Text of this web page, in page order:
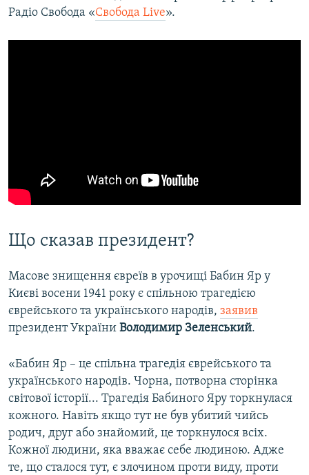
Радіо Свобода «Свобода Live».
Що сказав президент?
Масове знищення євреїв в урочищі Бабин Яр у
Києві восени 1941 року є спільною трагедією
єврейського та українського народів, заявив
президент України Володимир Зеленський.
«Бабин Яр – це спільна трагедія єврейського та
українського народів. Чорна, потворна сторінка
світової історії... Трагедія Бабиного Яру торкнулася
кожного. Навіть якщо тут не був убитий чийсь
родич, друг або знайомий, це торкнулося всіх.
Кожної людини, яка вважає себе людиною. Адже
те, що сталося тут, є злочином проти виду, проти